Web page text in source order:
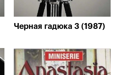
Черная гадюка 3 (1987)